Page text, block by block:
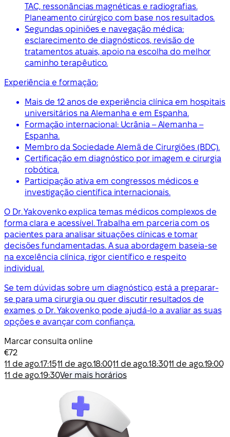
TAC, ressonâncias magnéticas e radiografias.
Planeamento cirúrgico com base nos resultados.
Segundas opiniões e navegação médica:
esclarecimento de diagnósticos, revisão de
tratamentos atuais, apoio na escolha do melhor
caminho terapêutico.
Experiência e formação:
Mais de 12 anos de experiência clínica em hospitais
universitários na Alemanha e em Espanha.
Formação internacional: Ucrânia – Alemanha –
Espanha.
Membro da Sociedade Alemã de Cirurgiões (BDC).
Certificação em diagnóstico por imagem e cirurgia
robótica.
Participação ativa em congressos médicos e
investigação científica internacionais.
O Dr. Yakovenko explica temas médicos complexos de
forma clara e acessível. Trabalha em parceria com os
pacientes para analisar situações clínicas e tomar
decisões fundamentadas. A sua abordagem baseia-se
na excelência clínica, rigor científico e respeito
individual.
Se tem dúvidas sobre um diagnóstico, está a preparar-
se para uma cirurgia ou quer discutir resultados de
exames, o Dr. Yakovenko pode ajudá-lo a avaliar as suas
opções e avançar com confiança.
Marcar consulta online
€72
11 de ago.17:1511 de ago.18:0011 de ago.18:3011 de ago.19:00
11 de ago.19:30Ver mais horários